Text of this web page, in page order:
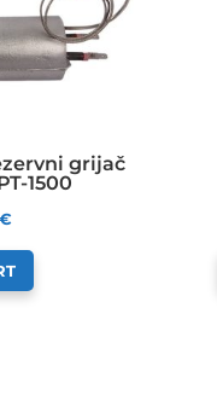
grijač
1500
€